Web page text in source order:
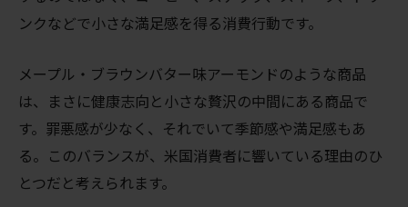
ンクなどで小さな満足感を得る消費行動です。
メープル・ブラウンバター味アーモンドのような商品
は、まさに健康志向と小さな贅沢の中間にある商品で
す。罪悪感が少なく、それでいて季節感や満足感もあ
る。このバランスが、米国消費者に響いている理由のひ
とつだと考えられます。